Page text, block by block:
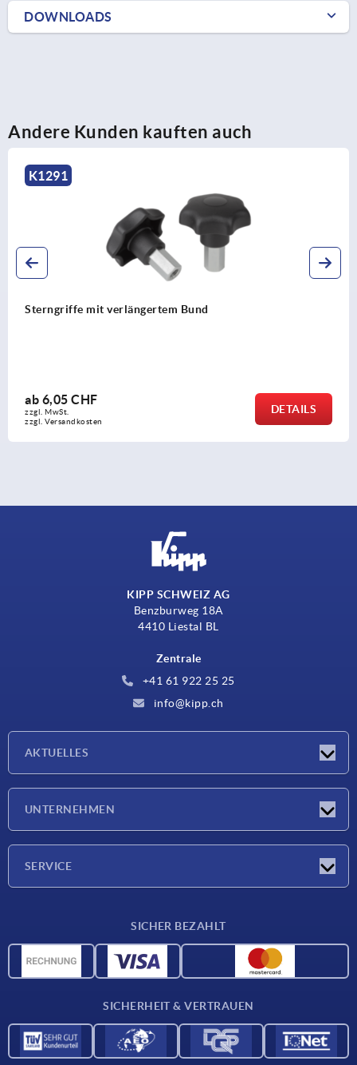
DOWNLOADS
Andere Kunden kauften auch
K1089
Kreuzgriffe
ab0,92 CHF
zzgl. MwSt.
zzgl. Versandkosten
DETAILS
KIPP SCHWEIZ AG
Benzburweg 18A
4410 Liestal BL
Zentrale
+41 61 922 25 25
info@kipp.ch
AKTUELLES
UNTERNEHMEN
SERVICE
CAD-Daten
SICHER BEZAHLT
SICHERHEIT & VERTRAUEN